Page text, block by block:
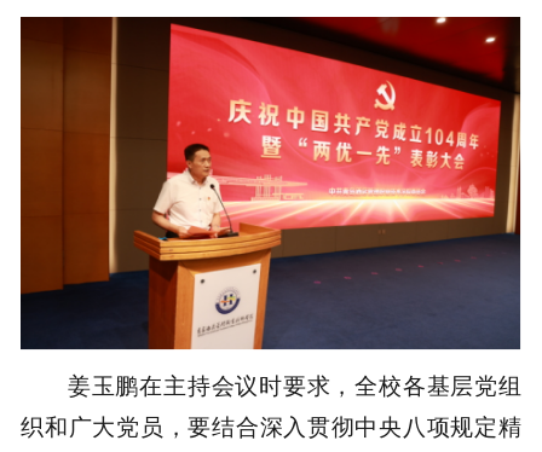
姜玉鹏在主持会议时要求，全校各基层党组
织和广大党员，要结合深入贯彻中央八项规定精